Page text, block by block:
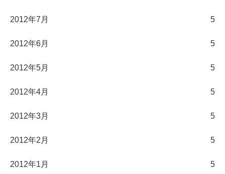
2012年7月 5
2012年6月 5
2012年5月 5
2012年4月 5
2012年3月 5
2012年2月 5
2012年1月 5